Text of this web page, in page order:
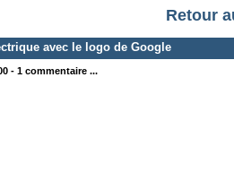
Retour
avec le logo de Google
- 1 commentaire ...